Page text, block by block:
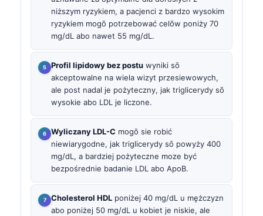
niższym ryzykiem, a pacjenci z bardzo wysokim
ryzykiem mogō potrzebować celōw poniży 70
mg/dL abo nawet 55 mg/dL.
Profil lipidowy bez postu wyniki sō
akceptowalne na wiela wizyt przesiewowych,
ale post nadal je pożyteczny, jak triglicerydy sō
wysokie abo LDL je liczone.
Wyliczany LDL-C mogō sie robić
niewiarygodne, jak triglicerydy sō powyży 400
mg/dL, a bardziej pożyteczne moze być
bezpośrednie badanie LDL abo ApoB.
Cholesterol HDL poniżej 40 mg/dL u mężczyzn
abo poniżej 50 mg/dL u kobiet je niskie, ale